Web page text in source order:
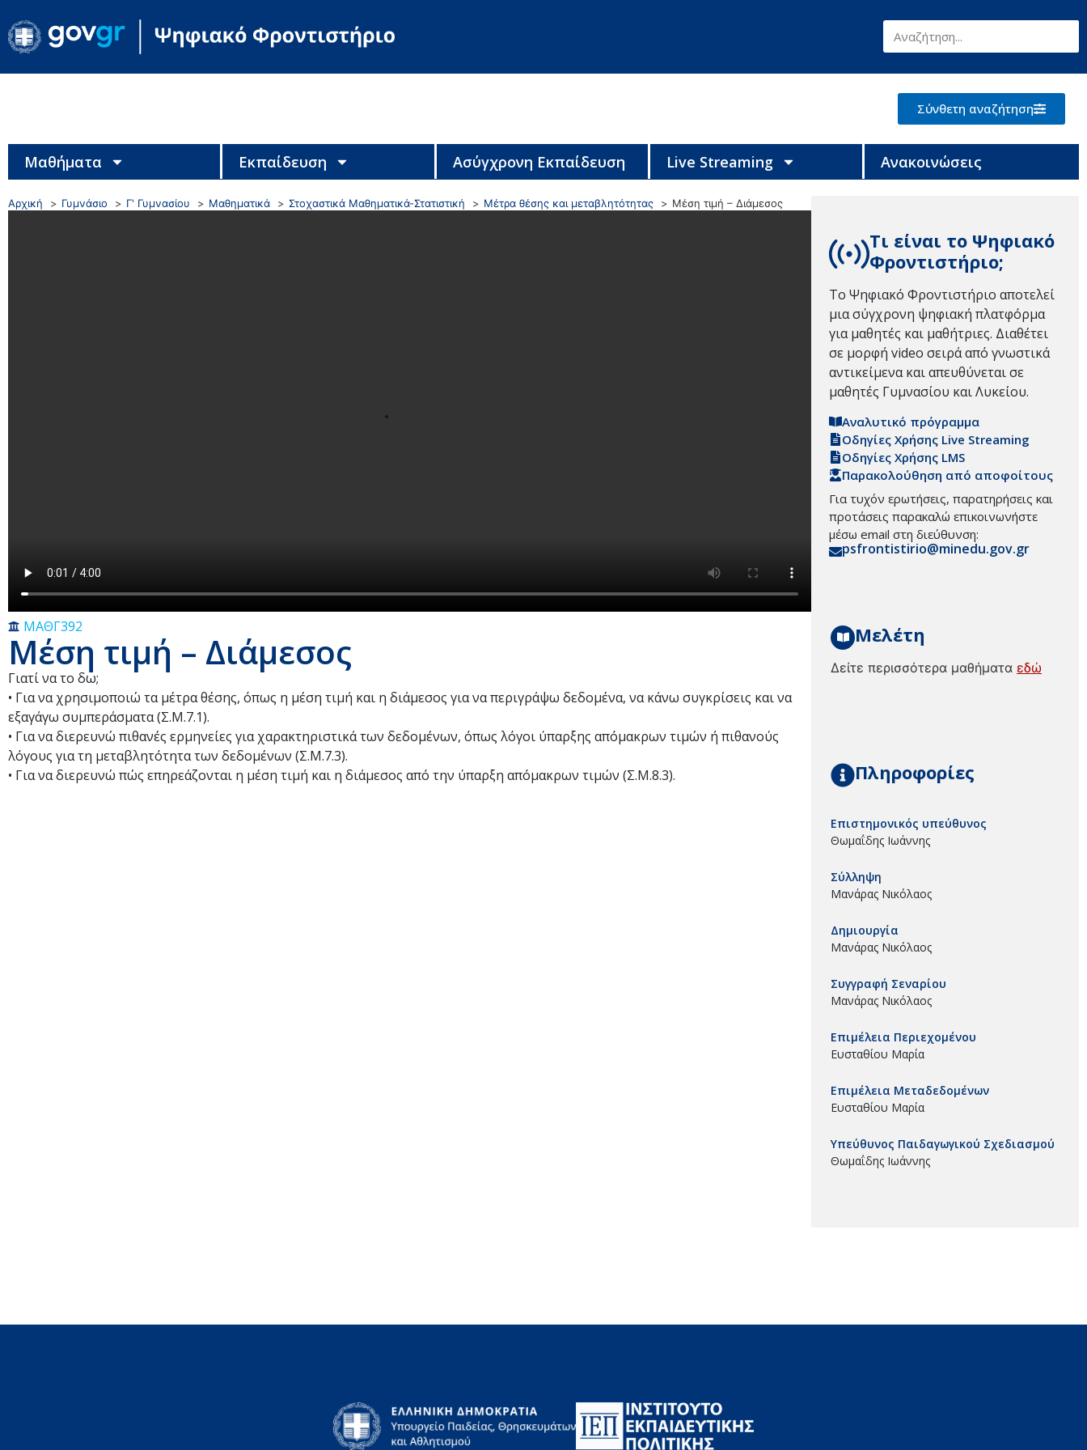
Σύνθετη αναζήτηση
Μαθήματα Εκπαίδευση Ασύγχρονη Εκπαίδευση Live Streaming Ανακοινώσεις
Αρχική Γυμνάσιο Γ' Γυμνασίου Μαθηματικά Στοχαστικά Μαθηματικά-Στατιστική Μέτρα θέσης και μεταβλητότητας Μέση τιμή – Διάμεσος
ΜΑΘΓ392
Μέση τιμή – Διάμεσος
Γιατί να το δω;
• Για να χρησιμοποιώ τα μέτρα θέσης, όπως η μέση τιμή και η διάμεσος για να περιγράψω δεδομένα, να κάνω συγκρίσεις και να
εξαγάγω συμπεράσματα (Σ.Μ.7.1).
• Για να διερευνώ πιθανές ερμηνείες για χαρακτηριστικά των δεδομένων, όπως λόγοι ύπαρξης απόμακρων τιμών ή πιθανούς
λόγους για τη μεταβλητότητα των δεδομένων (Σ.Μ.7.3).
• Για να διερευνώ πώς επηρεάζονται η μέση τιμή και η διάμεσος από την ύπαρξη απόμακρων τιμών (Σ.Μ.8.3).
Τι είναι το Ψηφιακό
Φροντιστήριο;
Το Ψηφιακό Φροντιστήριο αποτελεί
μια σύγχρονη ψηφιακή πλατφόρμα
για μαθητές και μαθήτριες. Διαθέτει
σε μορφή video σειρά από γνωστικά
αντικείμενα και απευθύνεται σε
μαθητές Γυμνασίου και Λυκείου.
Αναλυτικό πρόγραμμα
Οδηγίες Χρήσης Live Streaming
Οδηγίες Χρήσης LMS
Παρακολούθηση από αποφοίτους
Για τυχόν ερωτήσεις, παρατηρήσεις και
προτάσεις παρακαλώ επικοινωνήστε
μέσω email στη διεύθυνση:
psfrontistirio@minedu.gov.gr
Μελέτη
Δείτε περισσότερα μαθήματα εδώ
Πληροφορίες
Επιστημονικός υπεύθυνος
Θωμαΐδης Ιωάννης
Σύλληψη
Μανάρας Νικόλαος
Δημιουργία
Μανάρας Νικόλαος
Συγγραφή Σεναρίου
Μανάρας Νικόλαος
Επιμέλεια Περιεχομένου
Ευσταθίου Μαρία
Επιμέλεια Μεταδεδομένων
Ευσταθίου Μαρία
Υπεύθυνος Παιδαγωγικού Σχεδιασμού
Θωμαΐδης Ιωάννης